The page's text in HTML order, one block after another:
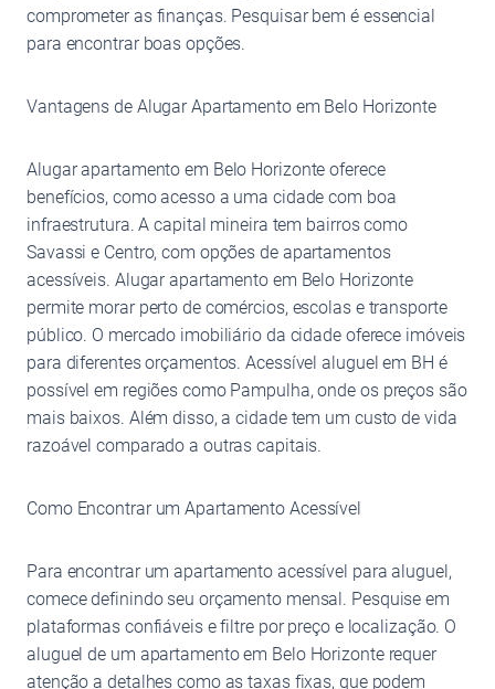
comprometer as finanças. Pesquisar bem é essencial
para encontrar boas opções.
Vantagens de Alugar Apartamento em Belo Horizonte
Alugar apartamento em Belo Horizonte oferece
benefícios, como acesso a uma cidade com boa
infraestrutura. A capital mineira tem bairros como
Savassi e Centro, com opções de apartamentos
acessíveis. Alugar apartamento em Belo Horizonte
permite morar perto de comércios, escolas e transporte
público. O mercado imobiliário da cidade oferece imóveis
para diferentes orçamentos. Acessível aluguel em BH é
possível em regiões como Pampulha, onde os preços são
mais baixos. Além disso, a cidade tem um custo de vida
razoável comparado a outras capitais.
Como Encontrar um Apartamento Acessível
Para encontrar um apartamento acessível para aluguel,
comece definindo seu orçamento mensal. Pesquise em
plataformas confiáveis e filtre por preço e localização. O
aluguel de um apartamento em Belo Horizonte requer
atenção a detalhes como as taxas fixas, que podem